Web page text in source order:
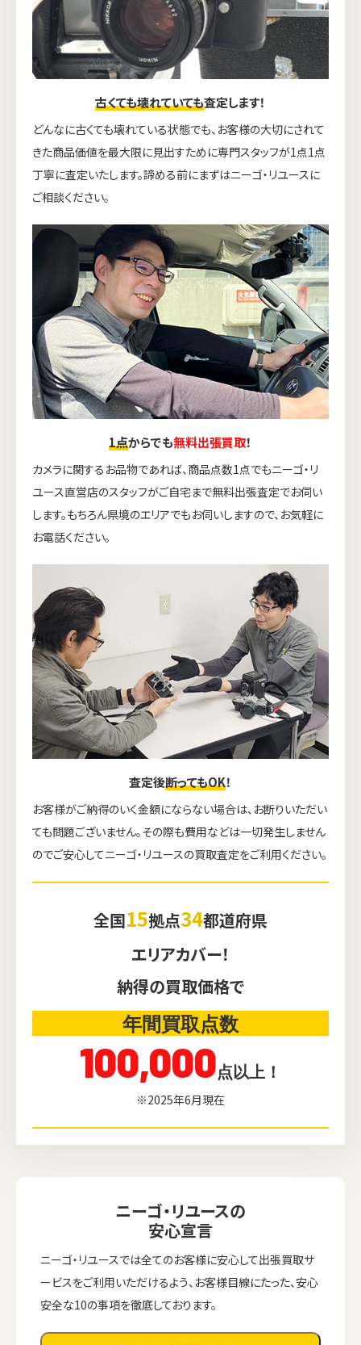
古くても壊れていても査定します！
どんなに古くても壊れている状態でも、お客様の大切にされて
きた商品価値を最大限に見出すために専門スタッフが1点1点
丁寧に査定いたします。諦める前にまずはニーゴ・リユースに
ご相談ください。
1点からでも無料出張買取！
カメラに関するお品物であれば、商品点数1点でもニーゴ・リ
ユース直営店のスタッフがご自宅まで無料出張査定でお伺い
します。もちろん県境のエリアでもお伺いしますので、お気軽に
お電話ください。
査定後断ってもOK！
お客様がご納得のいく金額にならない場合は、お断りいただい
ても問題ございません。その際も費用などは一切発生しません
のでご安心してニーゴ・リユースの買取査定をご利用ください。
全国15拠点34都道府県
エリアカバー！
納得の買取価格で
年間買取点数
100,000点以上！
※2025年6月現在
ニーゴ・リユースの
安心宣言
ニーゴ・リユースでは全てのお客様に安心して出張買取サ
ービスをご利用いただけるよう、お客様目線にたった、安心
安全な10の事項を徹底しております。